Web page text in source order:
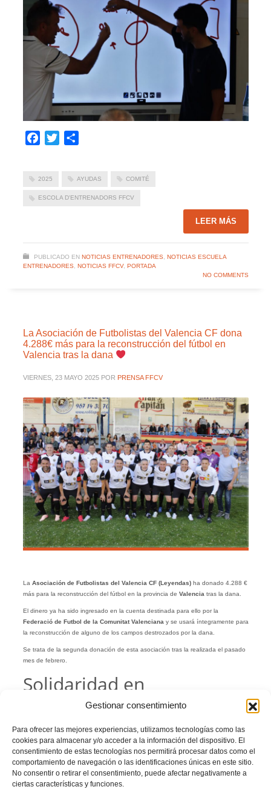
Gestionar consentimiento
Para ofrecer las mejores experiencias, utilizamos tecnologías como las
cookies para almacenar y/o acceder a la información del dispositivo. El
consentimiento de estas tecnologías nos permitirá procesar datos como el
comportamiento de navegación o las identificaciones únicas en este sitio.
No consentir o retirar el consentimiento, puede afectar negativamente a
ciertas características y funciones.
Facebook
Twitter
2025 AYUDAS COMITÉ
ESCOLA D'ENTRENADORS FFCV
LEER MÁS
PUBLICADO EN NOTICIAS ENTRENADORES, NOTICIAS ESCUELA
ENTRENADORES, NOTICIAS FFCV, PORTADA
NO COMMENTS
La Asociación de Futbolistas del Valencia CF dona
4.288€ más para la reconstrucción del fútbol en
Valencia tras la dana
VIERNES, 23 MAYO 2025 POR PRENSA FFCV
La Asociación de Futbolistas del Valencia CF (Leyendas) ha donado 4.288 €
más para la reconstrucción del fútbol en la provincia de Valenciatras la dana.
El dinero ya ha sido ingresado en la cuenta destinada para ello por la
Federació de Futbol de la Comunitat Valenciana y se usará íntegramente para
la reconstrucción de alguno de los campos destrozados por la dana.
Se trata de la segunda donación de esta asociación tras la realizada el pasado
mes de febrero.
Solidaridad en
Villarrobledo
Esta nueva aportación de la Asociación nace deldinero recaudado en el Duelo
deLeyendas Valencia CFvsLeyendas del Don Octavio CP Villarrobledo
celebrado el pasado 26 de abril en elEstadio Municipal de la Virgen de la
CaridaddeVillarrobledo.
se agradece con gran ilusión la generosidad de la
de Futbolistas del Valencia CF